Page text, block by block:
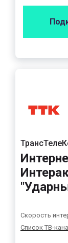
Скорость
Список ТВ-